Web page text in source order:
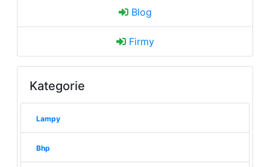
Blog
Firmy
Kategorie
Lampy
Bhp